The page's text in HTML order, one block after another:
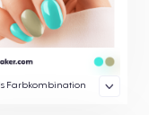
Farbkombination